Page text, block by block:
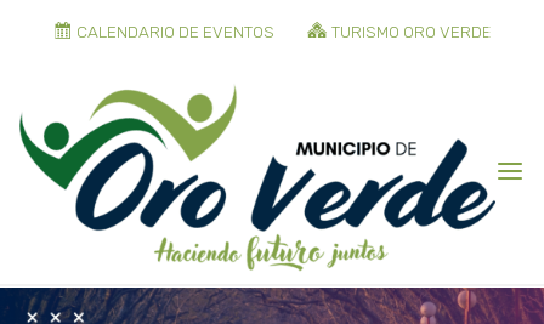
CALENDARIO DE EVENTOS TURISMO ORO VERDE